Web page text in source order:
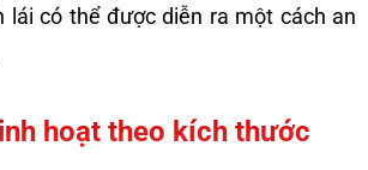
lái có thể được diễn ra một cách an
hoạt theo kích thước